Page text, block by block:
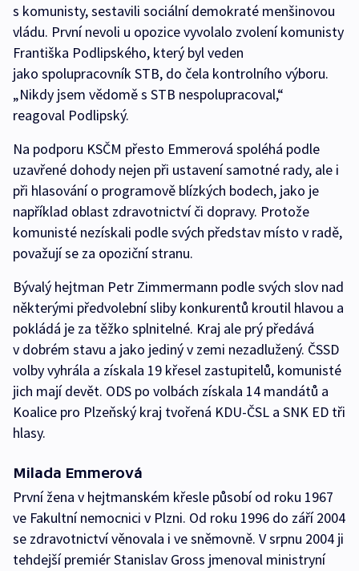
s komunisty, sestavili sociální demokraté menšinovou
vládu. První nevoli u opozice vyvolalo zvolení komunisty
Františka Podlipského, který byl veden
jako spolupracovník STB, do čela kontrolního výboru.
„Nikdy jsem vědomě s STB nespolupracoval,“
reagoval Podlipský.
Na podporu KSČM přesto Emmerová spoléhá podle
uzavřené dohody nejen při ustavení samotné rady, ale i
při hlasování o programově blízkých bodech, jako je
například oblast zdravotnictví či dopravy. Protože
komunisté nezískali podle svých představ místo v radě,
považují se za opoziční stranu.
Bývalý hejtman Petr Zimmermann podle svých slov nad
některými předvolební sliby konkurentů kroutil hlavou a
pokládá je za těžko splnitelné. Kraj ale prý předává
v dobrém stavu a jako jediný v zemi nezadlužený. ČSSD
volby vyhrála a získala 19 křesel zastupitelů, komunisté
jich mají devět. ODS po volbách získala 14 mandátů a
Koalice pro Plzeňský kraj tvořená KDU-ČSL a SNK ED tři
hlasy.
Milada Emmerová
První žena v hejtmanském křesle působí od roku 1967
ve Fakultní nemocnici v Plzni. Od roku 1996 do září 2004
se zdravotnictví věnovala i ve sněmovně. V srpnu 2004 ji
tehdejší premiér Stanislav Gross jmenoval ministryní